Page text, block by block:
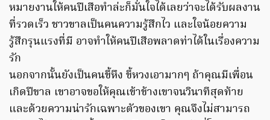
หมายงานให้คนปีเสือทำล่ะก็มั่นใจได้เลยว่าจะได้รับผลงาน
ที่รวดเร็ว ชาวขาลเป็นคนความรู้สึกไว และใจน้อยความ
รู้สึกรุนแรงที่มี อาจทำให้คนปีเสือพลาดท่าได้ในเรื่องความ
รัก
นอกจากนั้นยังเป็นคนขี้หึง ขี้หวงเอามากๆ ถ้าคุณมีเพื่อน
เกิดปีขาล เขาอาจขอให้คุณเข้าข้างเขาจนวินาทีสุดท้าย
และด้วยความน่ารักเฉพาะตัวของเขา คุณจึงไม่สามารถ